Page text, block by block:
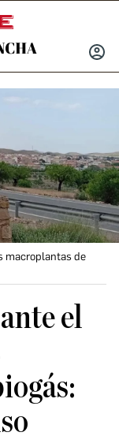
INICIAR
macroplantas de
el